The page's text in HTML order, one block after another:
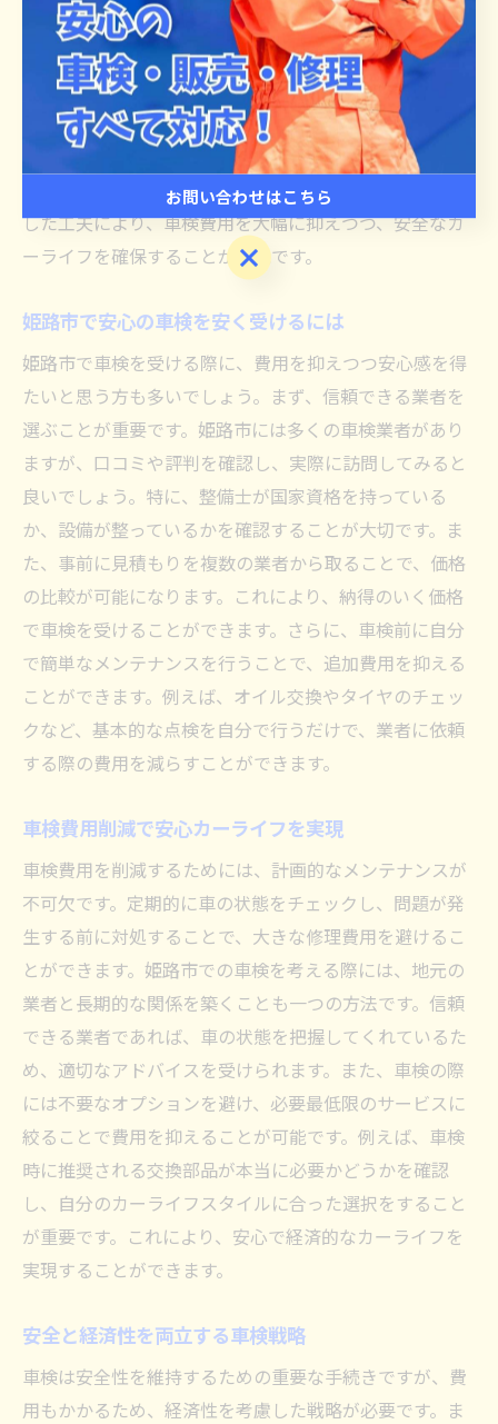
ションを良好に保ち、大きな修理が必要になる前に対処
できます。また、車検時には必要最低限の整備項目だけ
を依頼するのではなく、今後のメンテナンスに関しても
相談することで、長期的な費用削減につながります。さ
らに、車検のタイミングを見計らい、繁忙期を避けるこ
とで、割引サービスを利用できる場合もあります。こう
した工夫により、車検費用を大幅に抑えつつ、安全なカ
ーライフを確保することが可能です。
姫路市で安心の車検を安く受けるには
姫路市で車検を受ける際に、費用を抑えつつ安心感を得
たいと思う方も多いでしょう。まず、信頼できる業者を
選ぶことが重要です。姫路市には多くの車検業者があり
ますが、口コミや評判を確認し、実際に訪問してみると
良いでしょう。特に、整備士が国家資格を持っている
か、設備が整っているかを確認することが大切です。ま
た、事前に見積もりを複数の業者から取ることで、価格
の比較が可能になります。これにより、納得のいく価格
で車検を受けることができます。さらに、車検前に自分
で簡単なメンテナンスを行うことで、追加費用を抑える
ことができます。例えば、オイル交換やタイヤのチェッ
クなど、基本的な点検を自分で行うだけで、業者に依頼
する際の費用を減らすことができます。
車検費用削減で安心カーライフを実現
車検費用を削減するためには、計画的なメンテナンスが
不可欠です。定期的に車の状態をチェックし、問題が発
生する前に対処することで、大きな修理費用を避けるこ
とができます。姫路市での車検を考える際には、地元の
業者と長期的な関係を築くことも一つの方法です。信頼
できる業者であれば、車の状態を把握してくれているた
め、適切なアドバイスを受けられます。また、車検の際
には不要なオプションを避け、必要最低限のサービスに
絞ることで費用を抑えることが可能です。例えば、車検
時に推奨される交換部品が本当に必要かどうかを確認
し、自分のカーライフスタイルに合った選択をすること
が重要です。これにより、安心で経済的なカーライフを
実現することができます。
安全と経済性を両立する車検戦略
車検は安全性を維持するための重要な手続きですが、費
用もかかるため、経済性を考慮した戦略が必要です。ま
お問い合わせはこちら
お問い合わせはこちら